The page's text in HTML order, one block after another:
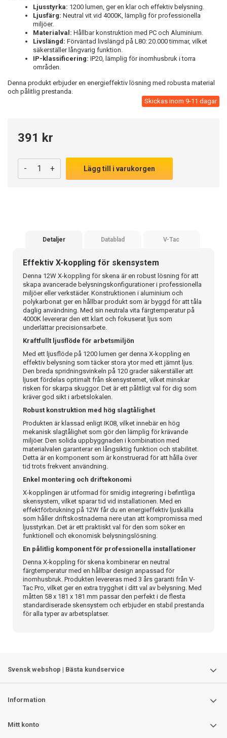
Ljusstyrka: 1200 lumen, ger en klar och effektiv belysning.
Ljusfärg: Neutral vit vid 4000K, lämplig för professionella
miljöer.
Materialval: Hållbar konstruktion med PC och Aluminium.
Livslängd: Förväntad livslängd på L80: 20.000 timmar, vilket
säkerställer långvarig funktion.
IP-klassificering: IP20, lämplig för inomhusbruk i torra
områden.
Denna produkt erbjuder en energieffektiv lösning med robusta material
och pålitlig prestanda.
Skickas inom 9-11 dagar
391 kr
- + Lägg till i varukorgen
Detaljer Datablad V-Tac
Effektiv X-koppling för skensystem
Denna 12W X-koppling för skena är en robust lösning för att
skapa avancerade belysningskonfigurationer i professionella
miljöer eller verkstäder. Konstruktionen i aluminium och
polykarbonat ger en hållbar produkt som är byggd för att tåla
daglig användning. Med sin neutrala vita färgtemperatur på
4000K levererar den ett klart och fokuserat ljus som
underlättar precisionsarbete.
Kraftfullt ljusflöde för arbetsmiljön
Med ett ljusflöde på 1200 lumen ger denna X-koppling en
effektiv belysning som täcker stora ytor med ett jämnt ljus.
Den breda spridningsvinkeln på 120 grader säkerställer att
ljuset fördelas optimalt från skensystemet, vilket minskar
risken för skarpa skuggor. Det är ett pålitligt val för dig som
kräver god sikt i arbetslokalen.
Robust konstruktion med hög slagtålighet
Produkten är klassad enligt IK08, vilket innebär en hög
mekanisk slagtålighet som gör den lämplig för krävande
miljöer. Den solida uppbyggnaden i kombination med
materialvalen garanterar en långsiktig funktion och stabilitet.
Detta är en komponent som är konstruerad för att hålla över
tid trots frekvent användning.
Enkel montering och driftekonomi
X-kopplingen är utformad för smidig integrering i befintliga
skensystem, vilket sparar tid vid installationen. Med en
effektförbrukning på 12W får du en energieffektiv ljuskälla
som håller driftskostnaderna nere utan att kompromissa med
ljusstyrkan. Det är ett praktiskt val för den som söker en
funktionell och ekonomisk belysningslösning.
En pålitlig komponent för professionella installationer
Denna X-koppling för skena kombinerar en neutral
färgtemperatur med en hållbar design anpassad för
inomhusbruk. Produkten levereras med 3 års garanti från V-
Tac Pro, vilket ger en extra trygghet i ditt val av belysning. Med
måtten 58 x 181 x 181 mm passar den perfekt i de flesta
standardiserade skensystem och erbjuder en stabil prestanda
för alla typer av arbetsplatser.
Svensk webshop | Bästa kundservice
Information
Mitt konto